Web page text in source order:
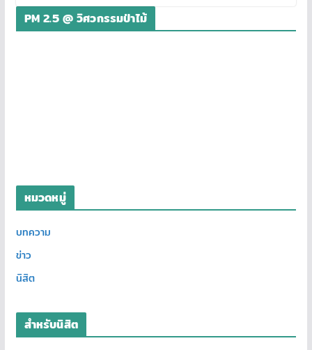
PM 2.5 @ วิศวกรรมป่าไม้
หมวดหมู่
บทความ
ข่าว
นิสิต
สำหรับนิสิต